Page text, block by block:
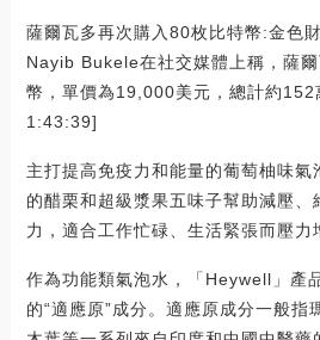
薩爾瓦多再次購入80枚比特幣:金色
Nayib Bukele在社交媒體上稱，薩
幣，單價為19,000美元，總計約
1:43:39]
主打提高免疫力和能量的葡萄柚味
的醋栗和超級漿果五味子幫助減壓、
力，適合工作忙碌、生活緊張而壓力
作為功能類氣泡水，「Heywell」產
的“適應原”成分。適應原成分一般指